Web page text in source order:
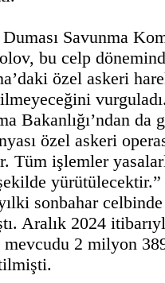
Savunma
bu celp
özel askeri
Bakanlığı’ndan
özel askeri
Tüm işlemler
yürütülecektir.”
sonbahar
Aralık 2024
mevcudu 2 milyon